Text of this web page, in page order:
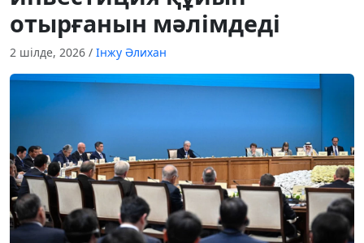
отырғанын мәлімдеді
2 шілде, 2026 / Інжу Әлихан